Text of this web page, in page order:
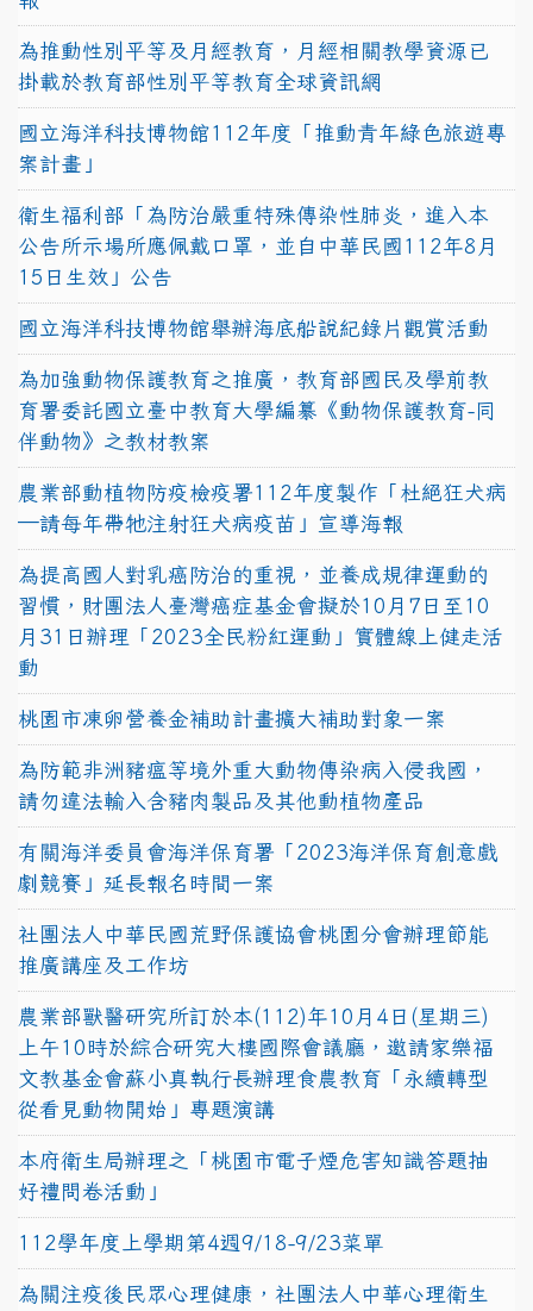
為推動性別平等及月經教育，月經相關教學資源已
掛載於教育部性別平等教育全球資訊網
國立海洋科技博物館112年度「推動青年綠色旅遊專
案計畫」
衛生福利部「為防治嚴重特殊傳染性肺炎，進入本
公告所示場所應佩戴口罩，並自中華民國112年8月
15日生效」公告
國立海洋科技博物館舉辦海底船說紀錄片觀賞活動
為加強動物保護教育之推廣，教育部國民及學前教
育署委託國立臺中教育大學編纂《動物保護教育-同
伴動物》之教材教案
農業部動植物防疫檢疫署112年度製作「杜絕狂犬病
—請每年帶牠注射狂犬病疫苗」宣導海報
為提高國人對乳癌防治的重視，並養成規律運動的
習慣，財團法人臺灣癌症基金會擬於10月7日至10
月31日辦理「2023全民粉紅運動」實體線上健走活
動
桃園市凍卵營養金補助計畫擴大補助對象一案
為防範非洲豬瘟等境外重大動物傳染病入侵我國，
請勿違法輸入含豬肉製品及其他動植物產品
有關海洋委員會海洋保育署「2023海洋保育創意戲
劇競賽」延長報名時間一案
社團法人中華民國荒野保護協會桃園分會辦理節能
推廣講座及工作坊
農業部獸醫研究所訂於本(112)年10月4日(星期三)
上午10時於綜合研究大樓國際會議廳，邀請家樂福
文教基金會蘇小真執行長辦理食農教育「永續轉型
從看見動物開始」專題演講
本府衛生局辦理之「桃園市電子煙危害知識答題抽
好禮問卷活動」
112學年度上學期第4週9/18-9/23菜單
為關注疫後民眾心理健康，社團法人中華心理衛生